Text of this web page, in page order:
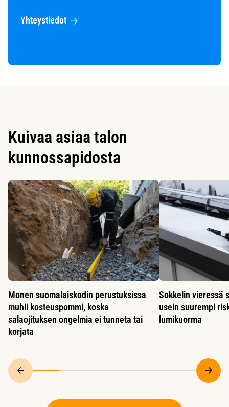
Yhteystiedot
Kuivaa asiaa talon
kunnossapidosta
Käytä nuolinäppäimiä siirtyäksesi karusellin diojen välillä.
Monen suomalaiskodin perustuksissa
muhii kosteuspommi, koska
salaojituksen ongelmia ei tunneta tai
korjata
Sokkelin vieressä
usein suurempi
lumikuorma